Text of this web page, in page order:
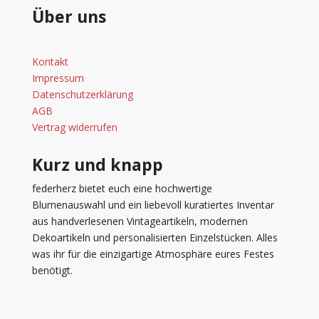
Über uns
Kontakt
Impressum
Datenschutzerklärung
AGB
Vertrag widerrufen
Kurz und knapp
federherz bietet euch eine hochwertige
Blumenauswahl und ein liebevoll kuratiertes Inventar
aus handverlesenen Vintageartikeln, modernen
Dekoartikeln und personalisierten Einzelstücken. Alles
was ihr für die einzigartige Atmosphäre eures Festes
benötigt.